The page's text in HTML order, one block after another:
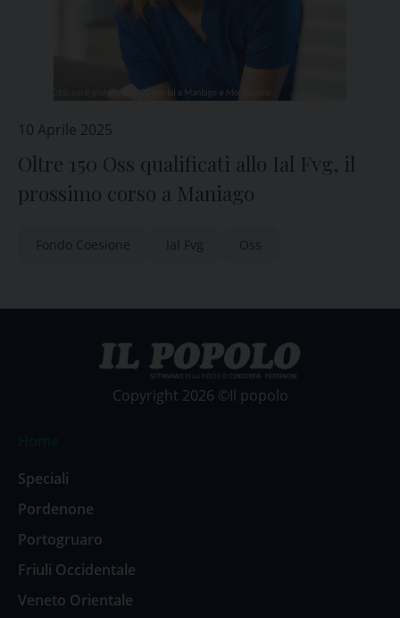
10 Aprile 2025
Oltre 150 Oss qualificati allo Ial Fvg, il
prossimo corso a Maniago
Fondo Coesione Ial Fvg Oss
Copyright 2026 ©Il popolo
Speciali
Pordenone
Portogruaro
Friuli Occidentale
Veneto Orientale